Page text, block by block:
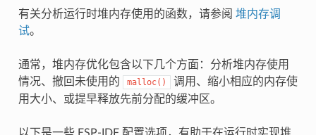
有关分析运行时堆内存使用的函数，请参阅 堆内存调
试。
通常，堆内存优化包含以下几个方面：分析堆内存使用
情况、撤回未使用的
malloc()
调用、缩小相应的内存使
用大小、或提早释放先前分配的缓冲区。